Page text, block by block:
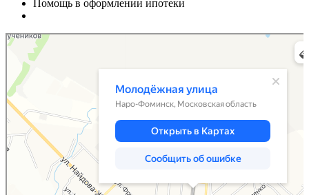
Помощь в оформлении ипотеки